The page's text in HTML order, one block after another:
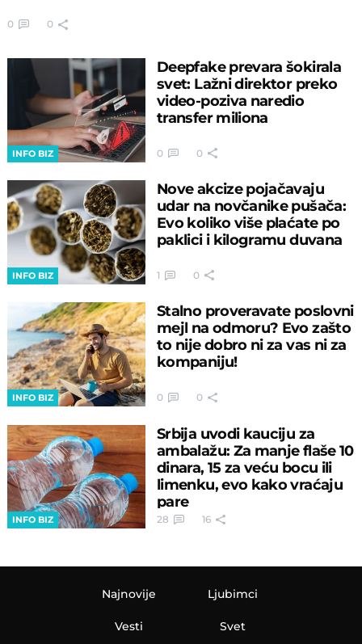
0 0
INFO BIZ
Deepfake prevara šokirala
svet: Lažni direktor preko
video-poziva naredio
transfer miliona
0 0
INFO BIZ
Nove akcize pojačavaju
udar na novčanike pušača:
Evo koliko više plaćate po
paklici i kilogramu duvana
1 0
INFO BIZ
Stalno proveravate poslovni
mejl na odmoru? Evo zašto
to nije dobro ni za vas ni za
kompaniju!
0 0
INFO BIZ
Srbija uvodi kauciju za
ambalažu: Za manje flaše 10
dinara, 15 za veću bocu ili
limenku, evo kako vraćaju
pare
28 16
Najnovije
Vesti
Ljubimci
Svet